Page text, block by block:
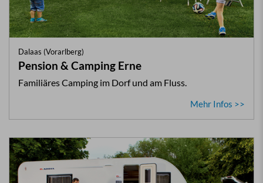
Dalaas (Vorarlberg)
Pension & Camping Erne
Familiäres Camping im Dorf und am Fluss.
Mehr Infos >>